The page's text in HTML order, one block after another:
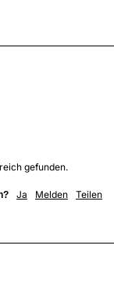
gefunden.
Ja Melden Teilen